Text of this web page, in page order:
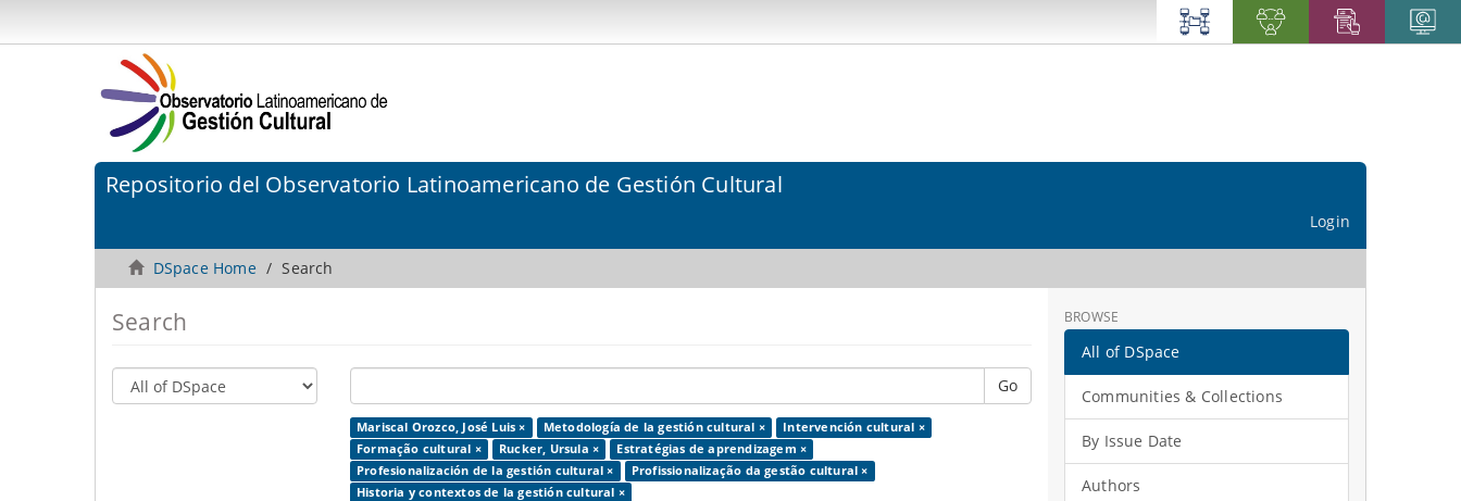
Repositorio del Observatorio Latinoamericano de Gestión Cultural
Login
DSpace Home Search
Search
Go
Mariscal Orozco, José Luis × Metodología de la gestión cultural ×
Intervención cultural ×
Formação cultural ×
Rucker, Ursula ×
Estratégias de aprendizagem ×
Profesionalización de la gestión cultural ×
Profissionalização da gestão cultural ×
Historia y contextos de la gestión cultural ×
BROWSE
All of DSpace
Communities & Collections
By Issue Date
Authors